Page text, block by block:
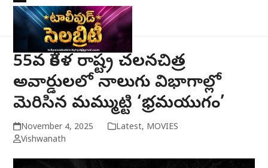
Skip
content
Open
mobile
menu
Close
mobile
menu
55వ కేరళ రాష్ట్ర చలనచిత్ర
అవార్డులలో నాలుగు విభాగాల్లో
మెరిసిన మమ్ముట్టి ‘భ్రమయుగం’
November 4, 2025 Latest, MOVIES
Vishwanath